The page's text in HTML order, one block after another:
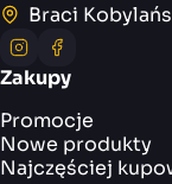
Adres
Braci
Instagram
Facebook
Zakupy
Promocje
Nowe produkty
Najczęściej